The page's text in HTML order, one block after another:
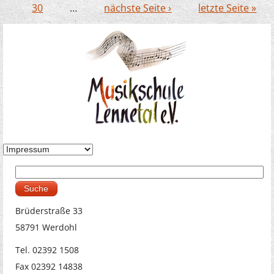
30
… nächste Seite › letzte Seite »
Suchformular
Brüderstraße 33
58791 Werdohl
Tel. 02392 1508
Fax 02392 14838